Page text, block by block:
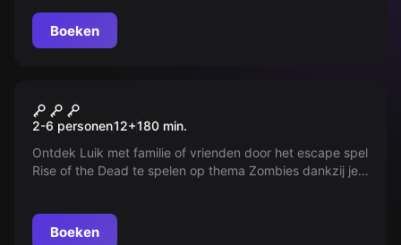
Boeken
Rise of the Dead
2-6 personen12+180 min.
Ontdek Luik met familie of vrienden door het escape spel
Rise of the Dead te spelen op thema Zombies dankzij je
Boeken